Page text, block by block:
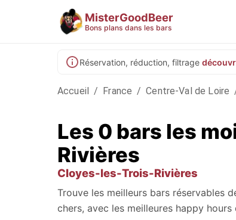
MisterGoodBeer
Bons plans dans les bars
Réservation, réduction, filtrage
Accueil / France / Centre-Val de Loire
Les 0 bars les
Rivières
Cloyes-les-Trois-Rivières
Trouve les meilleurs bars réservables
chers, avec les meilleures happy